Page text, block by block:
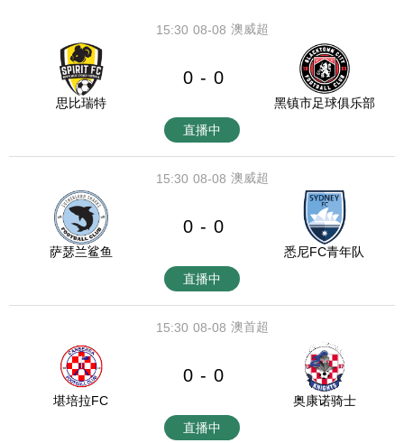
08-08
15:30 澳威超
思比瑞特
0 - 0
黑镇市足球俱乐部
直播中
08-08
15:30 澳威超
萨瑟兰鲨鱼
0 - 0
悉尼FC青年队
直播中
08-08
15:30 澳首超
堪培拉FC
0 - 0
奥康诺骑士
直播中